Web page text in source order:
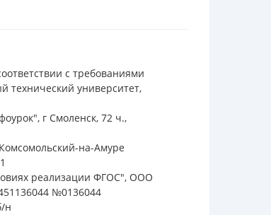
с требованиями
технический университет,
г Смоленск, 72 ч.,
на-Амуре
реализации ФГОС", ООО
№0136044
н